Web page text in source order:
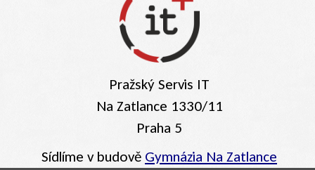
Pražský Servis IT
Na Zatlance 1330/11
Praha 5
Sídlíme v budově Gymnázia Na Zatlance